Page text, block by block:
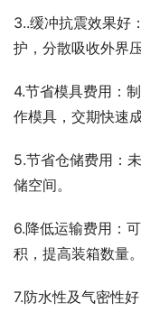
3..缓冲抗震效果好
护，分散吸收外界压
4.节省模具费用：
作模具，交期快速成
5.节省仓储费用：
储空间。
6.降低运输费用：
积，提高装箱数量。
7.防水性及气密性